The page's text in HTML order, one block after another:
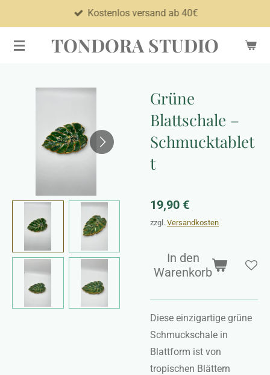
Hauptinhalt
springen
TONDORA STUDIO
Kostenlos versand ab 40€
Grüne
Blattschale –
Schmucktablet
t
19,90 €
zzgl. Versandkosten
In den
Warenkorb
Diese einzigartige grüne
Schmuckschale in
Blattform ist von
tropischen Blättern